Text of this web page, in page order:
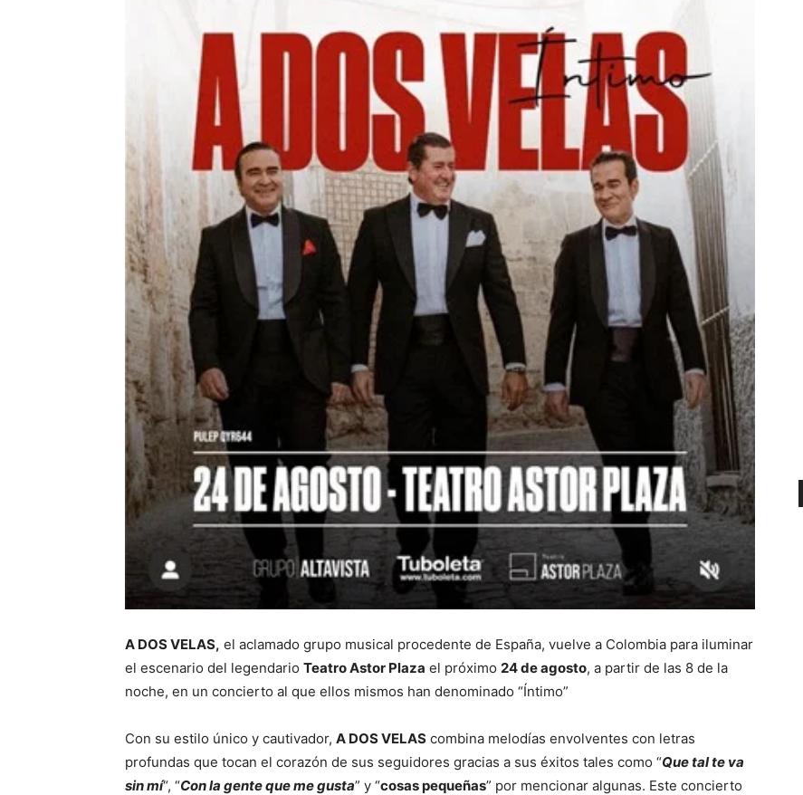
A DOS VELAS, el aclamado grupo musical procedente de España, vuelve a Colombia para iluminar
el escenario del legendario Teatro Astor Plaza el próximo 24 de agosto, a partir de las 8 de la
noche, en un concierto al que ellos mismos han denominado “Íntimo”
Con su estilo único y cautivador, A DOS VELAS combina melodías envolventes con letras
profundas que tocan el corazón de sus seguidores gracias a sus éxitos tales como “Que tal te va
sin mí“, “Con la gente que me gusta” y “cosas pequeñas” por mencionar algunas. Este concierto